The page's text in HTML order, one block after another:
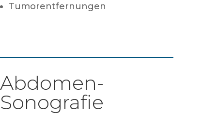
Tumorentfernungen
Abdomen-
Sonografie